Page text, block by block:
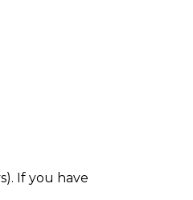
If you have